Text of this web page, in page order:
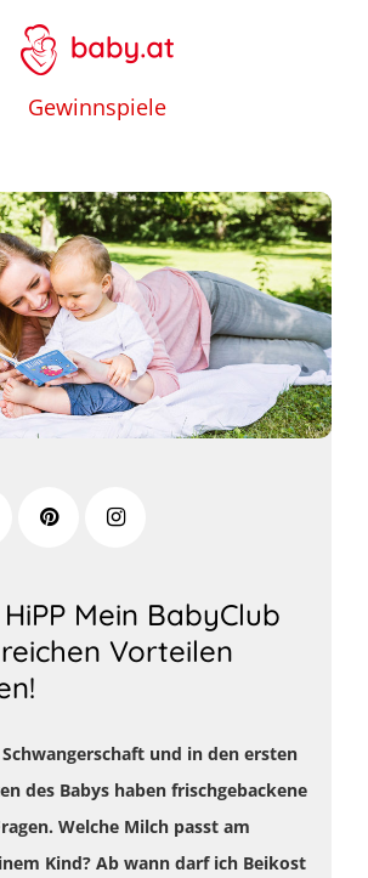
Gewinnspiele
Mein BabyClub
Vorteilen
und in den ersten
des Babys haben frischgebackene
Welche Milch passt am
Kind? Ab wann darf ich Beikost